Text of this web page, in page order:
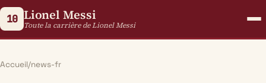
10 Lionel Messi
Toute la carrière de Lionel Messi
Accueil/news-fr